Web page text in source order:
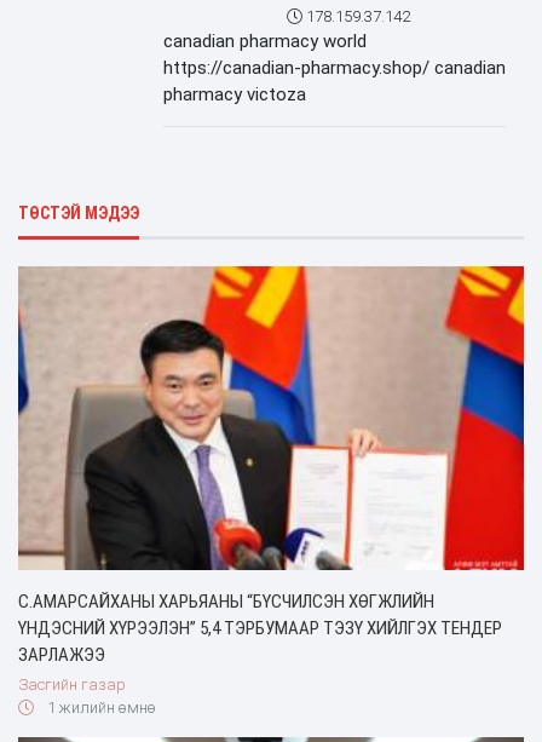
178.159.37.142
canadian pharmacy world
https://canadian-pharmacy.shop/ canadian
pharmacy victoza
ТӨСТЭЙ МЭДЭЭ
С.АМАРСАЙХАНЫ ХАРЬЯАНЫ “БҮСЧИЛСЭН ХӨГЖЛИЙН
ҮНДЭСНИЙ ХҮРЭЭЛЭН” 5,4 ТЭРБУМААР ТЭЗҮ ХИЙЛГЭХ ТЕНДЕР
ЗАРЛАЖЭЭ
Засгийн газар
1 жилийн өмнө